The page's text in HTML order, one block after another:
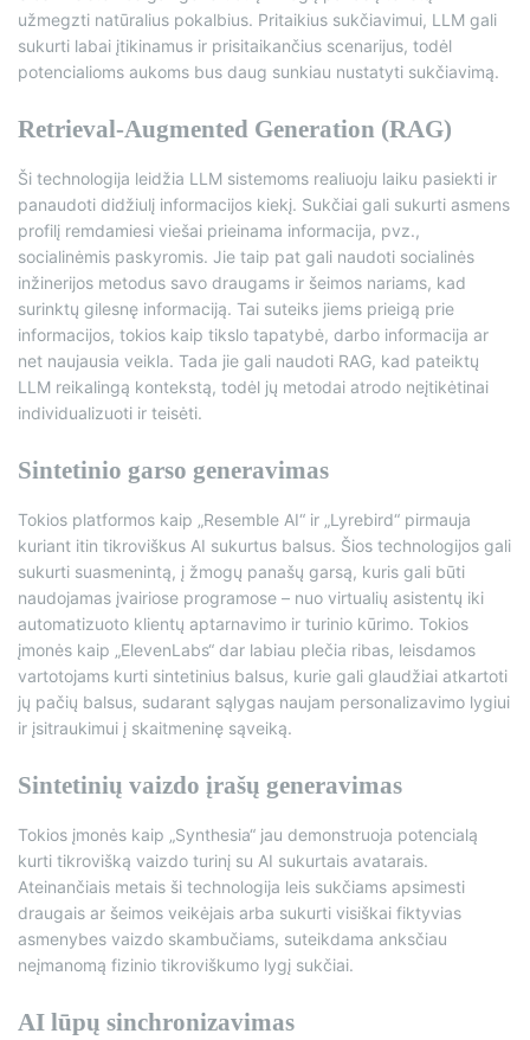
užmegzti natūralius pokalbius. Pritaikius sukčiavimui, LLM gali
sukurti labai įtikinamus ir prisitaikančius scenarijus, todėl
potencialioms aukoms bus daug sunkiau nustatyti sukčiavimą.
Retrieval-Augmented Generation (RAG)
Ši technologija leidžia LLM sistemoms realiuoju laiku pasiekti ir
panaudoti didžiulį informacijos kiekį. Sukčiai gali sukurti asmens
profilį remdamiesi viešai prieinama informacija, pvz.,
socialinėmis paskyromis. Jie taip pat gali naudoti socialinės
inžinerijos metodus savo draugams ir šeimos nariams, kad
surinktų gilesnę informaciją. Tai suteiks jiems prieigą prie
informacijos, tokios kaip tikslo tapatybė, darbo informacija ar
net naujausia veikla. Tada jie gali naudoti RAG, kad pateiktų
LLM reikalingą kontekstą, todėl jų metodai atrodo neįtikėtinai
individualizuoti ir teisėti.
Sintetinio garso generavimas
Tokios platformos kaip „Resemble AI“ ir „Lyrebird“ pirmauja
kuriant itin tikroviškus AI sukurtus balsus. Šios technologijos gali
sukurti suasmenintą, į žmogų panašų garsą, kuris gali būti
naudojamas įvairiose programose – nuo ​​virtualių asistentų iki
automatizuoto klientų aptarnavimo ir turinio kūrimo. Tokios
įmonės kaip „ElevenLabs“ dar labiau plečia ribas, leisdamos
vartotojams kurti sintetinius balsus, kurie gali glaudžiai atkartoti
jų pačių balsus, sudarant sąlygas naujam personalizavimo lygiui
ir įsitraukimui į skaitmeninę sąveiką.
Sintetinių vaizdo įrašų generavimas
Tokios įmonės kaip „Synthesia“ jau demonstruoja potencialą
kurti tikrovišką vaizdo turinį su AI sukurtais avatarais.
Ateinančiais metais ši technologija leis sukčiams apsimesti
draugais ar šeimos veikėjais arba sukurti visiškai fiktyvias
asmenybes vaizdo skambučiams, suteikdama anksčiau
neįmanomą fizinio tikroviškumo lygį sukčiai.
AI lūpų sinchronizavimas